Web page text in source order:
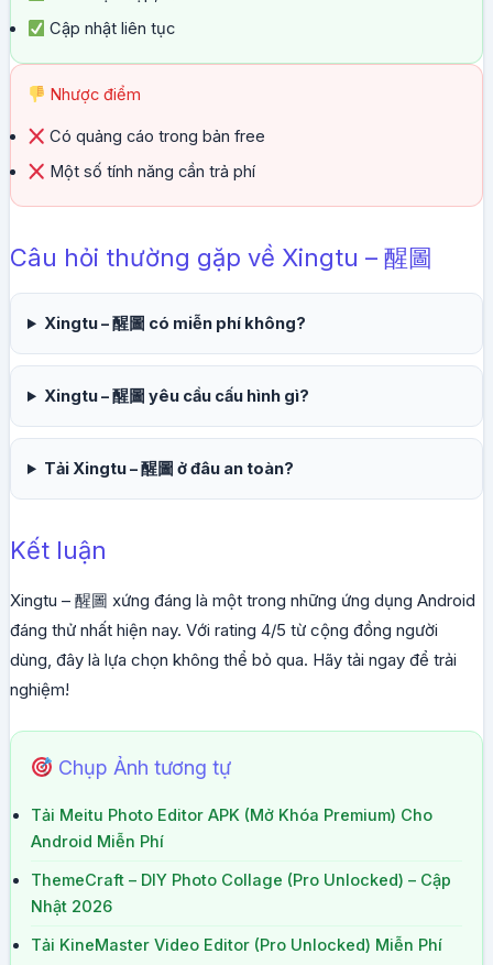
Cập nhật liên tục
Nhược điểm
Có quảng cáo trong bản free
Một số tính năng cần trả phí
Câu hỏi thường gặp về Xingtu – 醒圖
Xingtu – 醒圖 có miễn phí không?
Xingtu – 醒圖 yêu cầu cấu hình gì?
Tải Xingtu – 醒圖 ở đâu an toàn?
Kết luận
Xingtu – 醒圖 xứng đáng là một trong những ứng dụng Android
đáng thử nhất hiện nay. Với rating 4/5 từ cộng đồng người
dùng, đây là lựa chọn không thể bỏ qua. Hãy tải ngay để trải
nghiệm!
Chụp Ảnh tương tự
Tải Meitu Photo Editor APK (Mở Khóa Premium) Cho
Android Miễn Phí
ThemeCraft – DIY Photo Collage (Pro Unlocked) – Cập
Nhật 2026
Tải KineMaster Video Editor (Pro Unlocked) Miễn Phí